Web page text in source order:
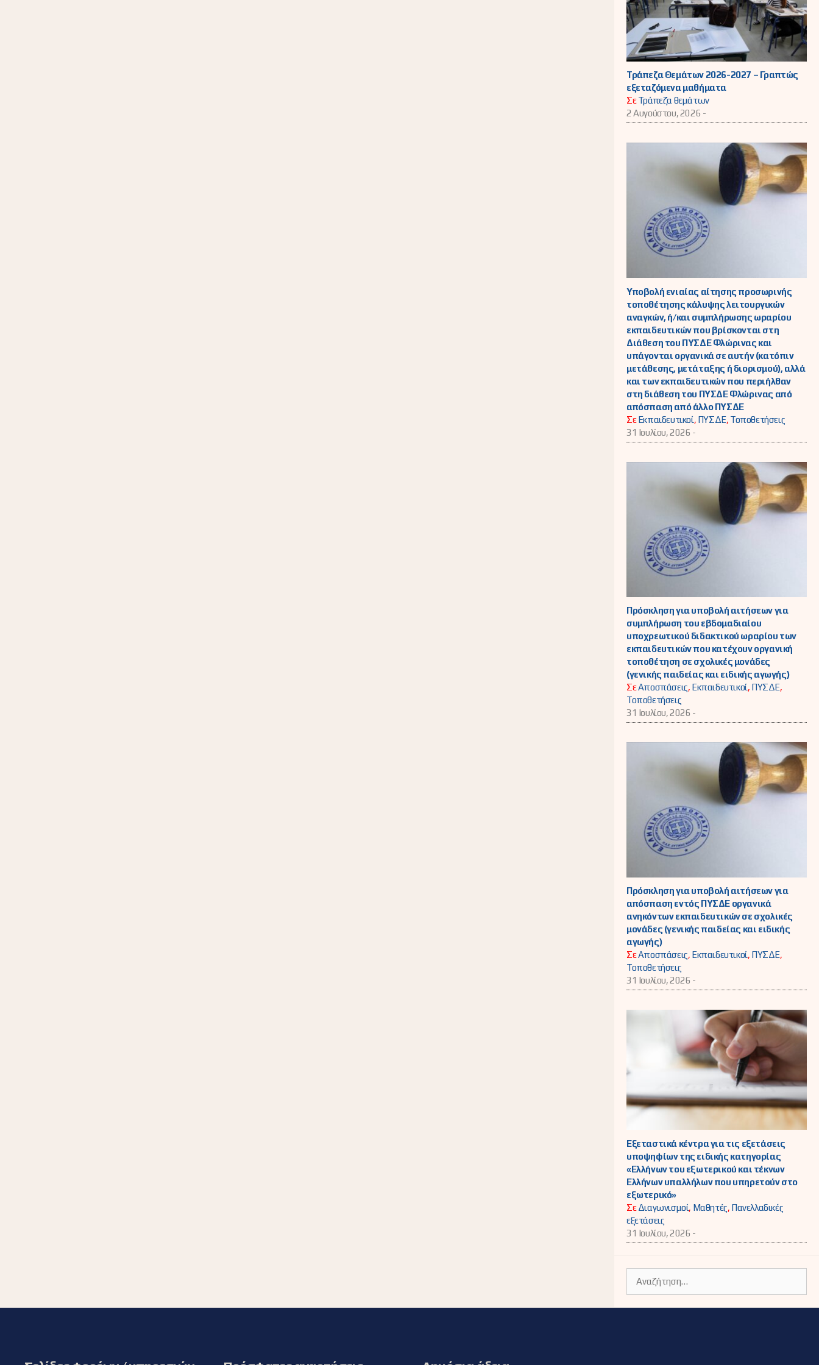
Τράπεζα Θεμάτων 2026-2027 – Γραπτώς
εξεταζόμενα μαθήματα
ΣεΤράπεζα θεμάτων
2 Αυγούστου, 2026 -
Υποβολή ενιαίας αίτησης προσωρινής
τοποθέτησης κάλυψης λειτουργικών
αναγκών, ή/και συμπλήρωσης ωραρίου
εκπαιδευτικών που βρίσκονται στη
Διάθεση του ΠΥΣΔΕ Φλώρινας και
υπάγονται οργανικά σε αυτήν (κατόπιν
μετάθεσης, μετάταξης ή διορισμού), αλλά
και των εκπαιδευτικών που περιήλθαν
στη διάθεση του ΠΥΣΔΕ Φλώρινας από
απόσπαση από άλλο ΠΥΣΔΕ
ΣεΕκπαιδευτικοί, ΠΥΣΔΕ, Τοποθετήσεις
31 Ιουλίου, 2026 -
Πρόσκληση για υποβολή αιτήσεων για
συμπλήρωση του εβδομαδιαίου
υποχρεωτικού διδακτικού ωραρίου των
εκπαιδευτικών που κατέχουν οργανική
τοποθέτηση σε σχολικές μονάδες
(γενικής παιδείας και ειδικής αγωγής)
ΣεΑποσπάσεις, Εκπαιδευτικοί, ΠΥΣΔΕ,
Τοποθετήσεις
31 Ιουλίου, 2026 -
Πρόσκληση για υποβολή αιτήσεων για
απόσπαση εντός ΠΥΣΔΕ οργανικά
ανηκόντων εκπαιδευτικών σε σχολικές
μονάδες (γενικής παιδείας και ειδικής
αγωγής)
ΣεΑποσπάσεις, Εκπαιδευτικοί, ΠΥΣΔΕ,
Τοποθετήσεις
31 Ιουλίου, 2026 -
Εξεταστικά κέντρα για τις εξετάσεις
υποψηφίων της ειδικής κατηγορίας
«Ελλήνων του εξωτερικού και τέκνων
Ελλήνων υπαλλήλων που υπηρετούν στο
εξωτερικό»
ΣεΔιαγωνισμοί, Μαθητές, Πανελλαδικές
εξετάσεις
31 Ιουλίου, 2026 -
για: